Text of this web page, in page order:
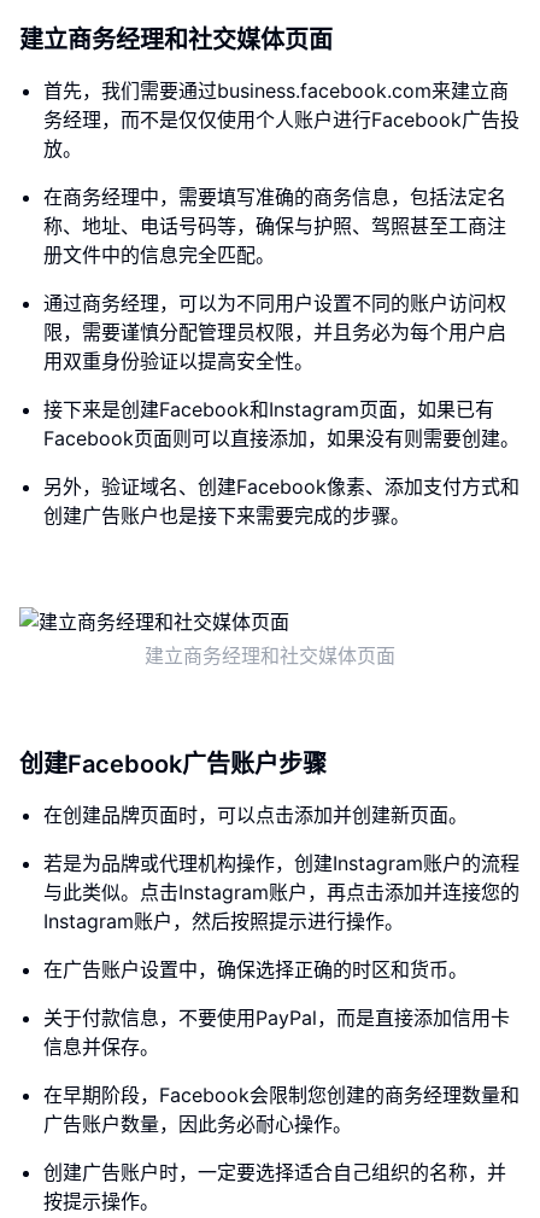
建立商务经理和社交媒体页面
首先，我们需要通过business.facebook.com来建立商
务经理，而不是仅仅使用个人账户进行Facebook广告投
放。
在商务经理中，需要填写准确的商务信息，包括法定名
称、地址、电话号码等，确保与护照、驾照甚至工商注
册文件中的信息完全匹配。
通过商务经理，可以为不同用户设置不同的账户访问权
限，需要谨慎分配管理员权限，并且务必为每个用户启
用双重身份验证以提高安全性。
接下来是创建Facebook和Instagram页面，如果已有
Facebook页面则可以直接添加，如果没有则需要创建。
另外，验证域名、创建Facebook像素、添加支付方式和
创建广告账户也是接下来需要完成的步骤。
建立商务经理和社交媒体页面
创建Facebook广告账户步骤
在创建品牌页面时，可以点击添加并创建新页面。
若是为品牌或代理机构操作，创建Instagram账户的流程
与此类似。点击Instagram账户，再点击添加并连接您的
Instagram账户，然后按照提示进行操作。
在广告账户设置中，确保选择正确的时区和货币。
关于付款信息，不要使用PayPal，而是直接添加信用卡
信息并保存。
在早期阶段，Facebook会限制您创建的商务经理数量和
广告账户数量，因此务必耐心操作。
创建广告账户时，一定要选择适合自己组织的名称，并
按提示操作。